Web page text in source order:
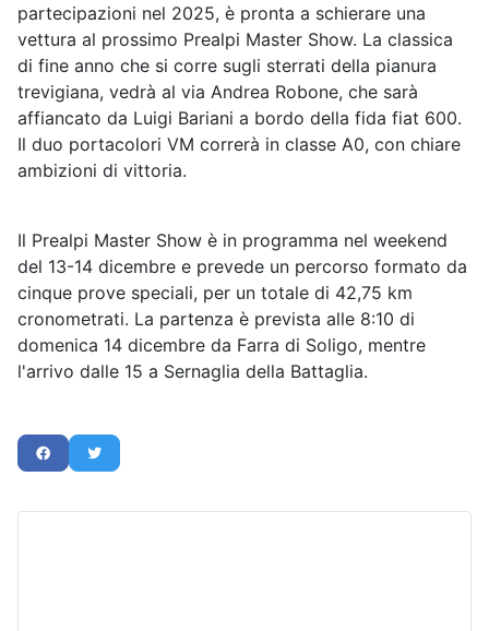
partecipazioni nel 2025, è pronta a schierare una
vettura al prossimo Prealpi Master Show. La classica
di fine anno che si corre sugli sterrati della pianura
trevigiana, vedrà al via Andrea Robone, che sarà
affiancato da Luigi Bariani a bordo della fida fiat 600.
Il duo portacolori VM correrà in classe A0, con chiare
ambizioni di vittoria.
Il Prealpi Master Show è in programma nel weekend
del 13-14 dicembre e prevede un percorso formato da
cinque prove speciali, per un totale di 42,75 km
cronometrati. La partenza è prevista alle 8:10 di
domenica 14 dicembre da Farra di Soligo, mentre
l'arrivo dalle 15 a Sernaglia della Battaglia.